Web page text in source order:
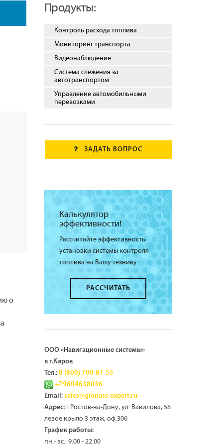
о
Продукты:
Контроль расхода топлива
Мониторинг транспорта
Видеонаблюдение
Система слежения за
автотранспортом
Управление автомобильными
перевозками
ЗАДАТЬ ВОПРОС
Калькулятор
эффективности!
Рассчитайте эффективность
установки системы контроля
топлива на Вашу технику.
РАССЧИТАТЬ
ООО «Навигационные системы»
в г.Киров
Тел.: 8 (800) 700-87-55
+79604638036
Email: sales@glonass-expert.ru
Адрес:г.Ростов-на-Дону, ул. Вавилова, 58
левое крыло 3 этаж, оф.306
График работы:
пн.- вс.: 9.00 - 22.00